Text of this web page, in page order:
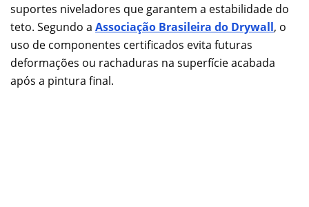
suportes niveladores que garantem a estabilidade do
teto. Segundo a Associação Brasileira do Drywall, o
uso de componentes certificados evita futuras
deformações ou rachaduras na superfície acabada
após a pintura final.